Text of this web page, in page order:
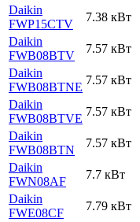
Daikin
FWP15CTV
7.38 кВт
Daikin
FWB08BTV
7.57 кВт
Daikin
FWB08BTNE
7.57 кВт
Daikin
FWB08BTVE
7.57 кВт
Daikin
FWB08BTN
7.57 кВт
Daikin
FWN08AF
7.7 кВт
Daikin
FWE08CF
7.79 кВт